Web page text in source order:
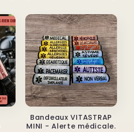
Bandeaux VITASTRAP
MINI - Alerte médicale.